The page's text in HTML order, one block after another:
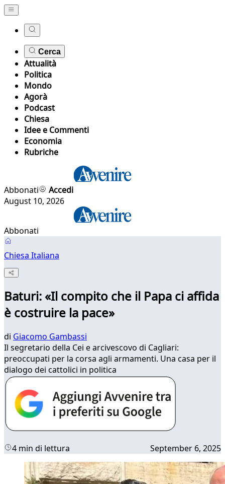
Cerca
Attualità
Politica
Mondo
Agorà
Podcast
Chiesa
Idee e Commenti
Economia
Rubriche
Abbonati
Accedi
August 10, 2026
Abbonati
Chiesa Italiana
Baturi: «Il compito che il Papa ci affida
è costruire la pace»
di Giacomo Gambassi
Il segretario della Cei e arcivescovo di Cagliari:
preoccupati per la corsa agli armamenti. Una casa per il
dialogo dei cattolici in politica
4 min di lettura September 6, 2025